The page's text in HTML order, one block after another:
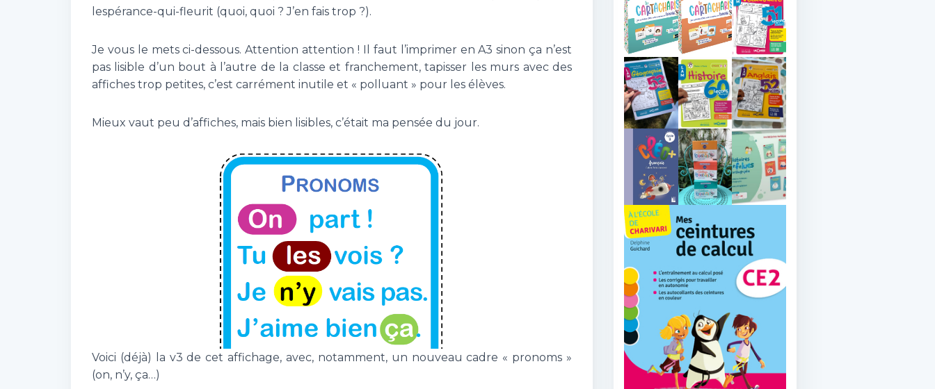
lespérance-qui-fleurit (quoi, quoi ? J’en fais trop ?).
Je vous le mets ci-dessous. Attention attention ! Il faut l’imprimer en A3 sinon ça n’est
pas lisible d’un bout à l’autre de la classe et franchement, tapisser les murs avec des
affiches trop petites, c’est carrément inutile et « polluant » pour les élèves.
Mieux vaut peu d’affiches, mais bien lisibles, c’était ma pensée du jour.
Voici (déjà) la v3 de cet affichage, avec, notamment, un nouveau cadre « pronoms »
(on, n’y, ça…)